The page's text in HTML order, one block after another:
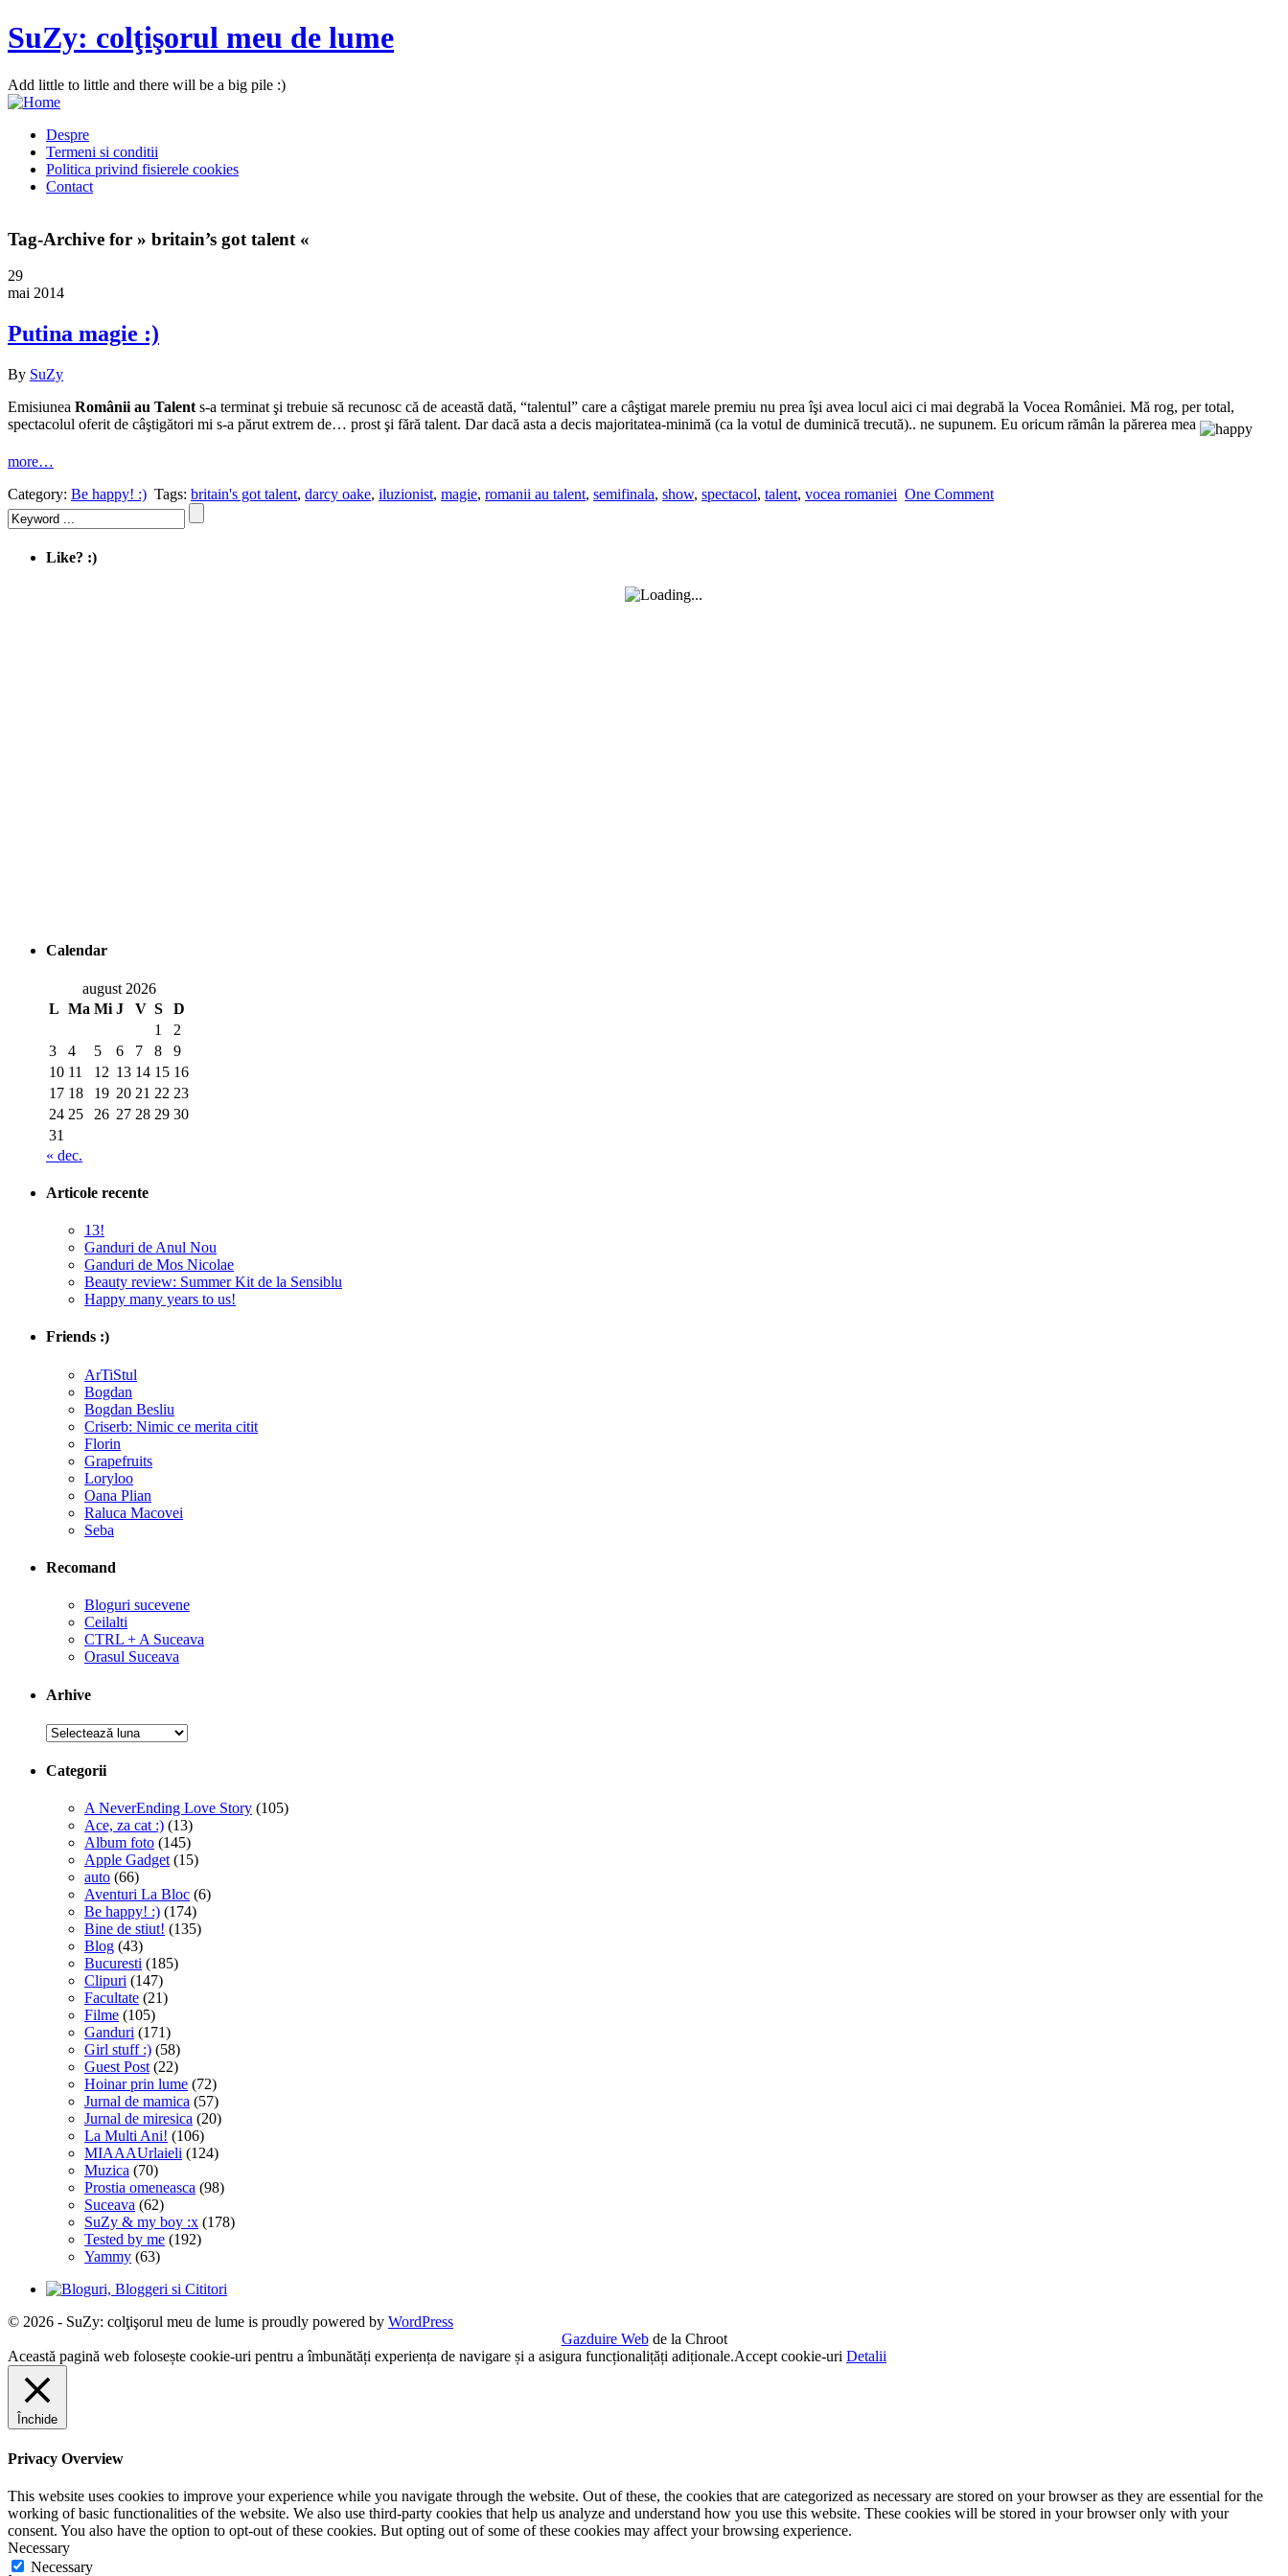
SuZy: colţişorul meu de lume
Add little to little and there will be a big pile :)
Despre
Termeni si conditii
Politica privind fisierele cookies
Contact
Tag-Archive for » britain’s got talent «
29
mai 2014
Putina magie :)
By SuZy
Emisiunea Românii au Talent s-a terminat şi trebuie să recunosc că de această dată, “talentul” care a câştigat marele premiu nu prea îşi avea locul aici ci mai degrabă la Vocea României. Mă rog, per total,
spectacolul oferit de câştigători mi s-a părut extrem de… prost şi fără talent. Dar dacă asta a decis majoritatea-minimă (ca la votul de duminică trecută).. ne supunem. Eu oricum rămân la părerea mea
more…
Category: Be happy! :) Tags: britain's got talent, darcy oake, iluzionist, magie, romanii au talent, semifinala, show, spectacol, talent, vocea romaniei One Comment
Like? :)
Calendar
august 2026
L Ma Mi J V S
D
1
2
3
4 5 6 7 8
9
10 11 12 13 14 15 16
17 18 19 20 21 22 23
24 25 26 27 28 29 30
31
« dec.
Articole recente
13!
Ganduri de Anul Nou
Ganduri de Mos Nicolae
Beauty review: Summer Kit de la Sensiblu
Happy many years to us!
Friends :)
ArTiStul
Bogdan
Bogdan Besliu
Criserb: Nimic ce merita citit
Florin
Grapefruits
Loryloo
Oana Plian
Raluca Macovei
Seba
Recomand
Bloguri sucevene
Ceilalti
CTRL + A Suceava
Orasul Suceava
Arhive
Arhive
Categorii
A NeverEnding Love Story (105)
Ace, za cat :) (13)
Album foto (145)
Apple Gadget (15)
auto (66)
Aventuri La Bloc (6)
Be happy! :) (174)
Bine de stiut! (135)
Blog (43)
Bucuresti (185)
Clipuri (147)
Facultate (21)
Filme (105)
Ganduri (171)
Girl stuff :) (58)
Guest Post (22)
Hoinar prin lume (72)
Jurnal de mamica (57)
Jurnal de miresica (20)
La Multi Ani! (106)
MIAAAUrlaieli (124)
Muzica (70)
Prostia omeneasca (98)
Suceava (62)
SuZy & my boy :x (178)
Tested by me (192)
Yammy (63)
© 2026 - SuZy: colţişorul meu de lume is proudly powered by WordPress
Gazduire Webde la Chroot
Această pagină web folosește cookie-uri pentru a îmbunătăți experiența de navigare și a asigura funcționalițăți adiționale.Accept cookie-uri Detalii
Închide
Privacy Overview
This website uses cookies to improve your experience while you navigate through the website. Out of these, the cookies that are categorized as necessary are stored on your browser as they are essential for the
working of basic functionalities of the website. We also use third-party cookies that help us analyze and understand how you use this website. These cookies will be stored in your browser only with your
consent. You also have the option to opt-out of these cookies. But opting out of some of these cookies may affect your browsing experience.
Necessary
Necessary